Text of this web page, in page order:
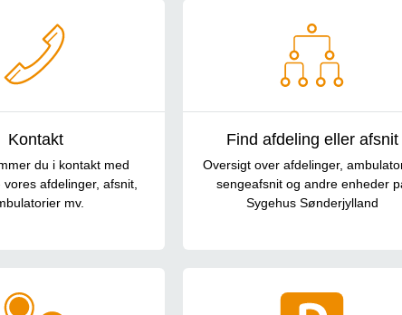
Kontakt
du i kontakt med
afdelinger, afsnit,
mv.
Find afdeling eller afsnit
Oversigt over afdelinger,
sengeafsnit og andre enheder
Sygehus Sønderjylland